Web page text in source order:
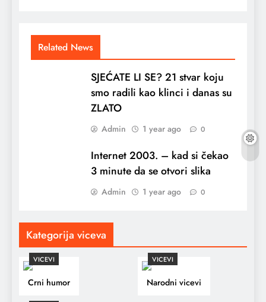
Related News
SJEĆATE LI SE? 21 stvar koju
smo radili kao klinci i danas su
ZLATO
Admin 1 year ago 0
Internet 2003. – kad si čekao
3 minute da se otvori slika
Admin 1 year ago 0
Kategorija viceva
VICEVI
Crni humor
VICEVI
Narodni vicevi